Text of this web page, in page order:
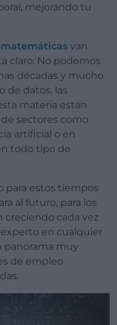
mejorando tu
matemáticas van
claro. No podemos
décadas y mucho
de datos, las
materia están
sectores como
artificial o en
todo tipo de
al futuro, para los
creciendo cada vez
en cualquier
panorama muy
de empleo